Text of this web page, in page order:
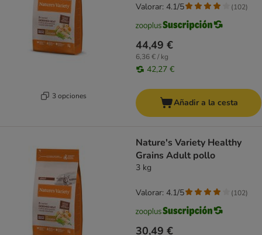
3 opciones
44,49 €
6,36 € / kg
42,27 €
Valorar: 4.1/5 (102)
Añadir a la cesta
Nature's Variety Healthy
Grains Adult pollo
3 kg
30,49 €
Valorar: 4.1/5 (102)